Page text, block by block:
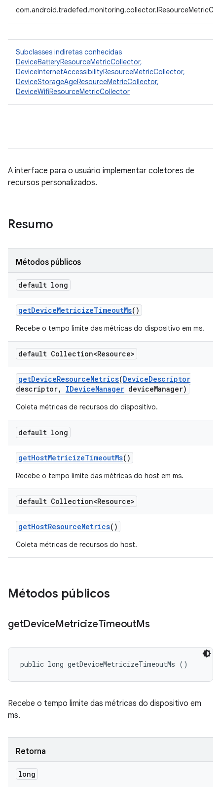
Subclasses indiretas conhecidas
DeviceBatteryResourceMetricCollector,
DeviceInternetAccessibilityResourceMetricCollector,
DeviceStorageAgeResourceMetricCollector,
DeviceWifiResourceMetricCollector
A interface para o usuário implementar coletores de
recursos personalizados.
Resumo
Métodos públicos
default long
getDeviceMetricizeTimeoutMs()
Recebe o tempo limite das métricas do dispositivo em ms.
default Collection<Resource>
getDeviceResourceMetrics(DeviceDescriptor
descriptor, IDeviceManager deviceManager)
Coleta métricas de recursos do dispositivo.
default long
getHostMetricizeTimeoutMs()
Recebe o tempo limite das métricas do host em ms.
default Collection<Resource>
getHostResourceMetrics()
Coleta métricas de recursos do host.
Métodos públicos
getDeviceMetricizeTimeoutMs
public long getDeviceMetricizeTimeoutMs ()
Recebe o tempo limite das métricas do dispositivo em
ms.
Retorna
long